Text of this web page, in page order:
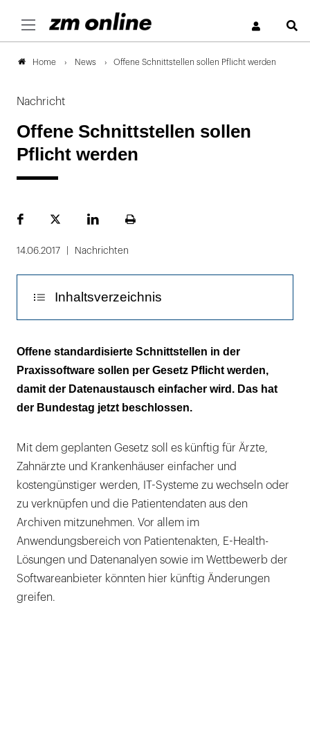
Home News Offene Schnittstellen sollen Pflicht werden
Nachricht
Offene Schnittstellen sollen
Pflicht werden
FacebookPlattformLinekdInSeite
14.06.2017 Nachrichten
Inhaltsverzeichnis
Das Gesetz muss noch durch den Bundesrat
"Das ist eine alte Forderung der KZBV!"
Offene standardisierte Schnittstellen in der
Praxissoftware sollen per Gesetz Pflicht werden,
damit der Datenaustausch einfacher wird. Das hat
der Bundestag jetzt beschlossen.
Mit dem geplanten Gesetz soll es künftig für Ärzte,
Zahnärzte und Krankenhäuser einfacher und
kostengünstiger werden, IT-Systeme zu wechseln oder
zu verknüpfen und die Patientendaten aus den
Archiven mitzunehmen. Vor allem im
Anwendungsbereich von Patientenakten, E-Health-
Lösungen und Datenanalyen sowie im Wettbewerb der
Softwareanbieter könnten hier künftig Änderungen
greifen.